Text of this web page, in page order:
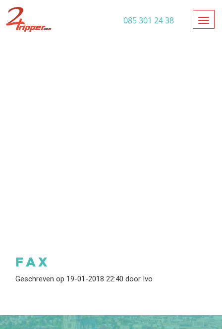
085 301 24 38
FAX
Geschreven op 19-01-2018 22:40 door Ivo